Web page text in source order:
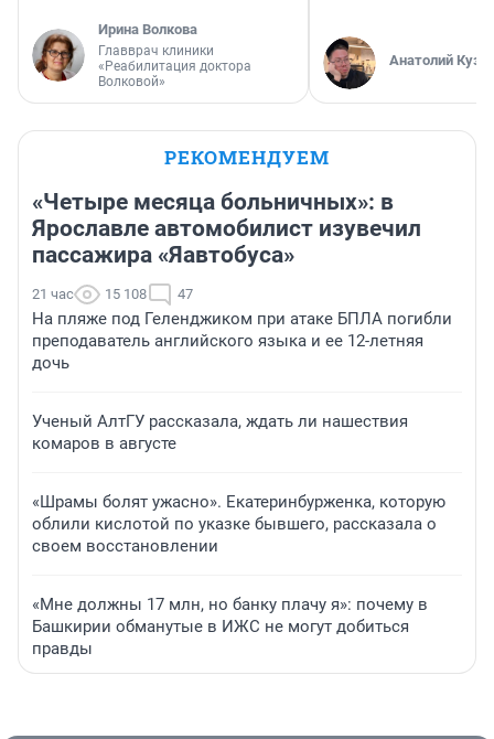
Ирина Волкова
Главврач клиники
«Реабилитация доктора
Волковой»
Анатолий
РЕКОМЕНДУЕМ
«Четыре месяца больничных»: в
Ярославле автомобилист изувечил
пассажира «Яавтобуса»
21 час 15 108 47
На пляже под Геленджиком при атаке БПЛА погибли
преподаватель английского языка и ее 12-летняя
дочь
Ученый АлтГУ рассказала, ждать ли нашествия
комаров в августе
«Шрамы болят ужасно». Екатеринбурженка, которую
облили кислотой по указке бывшего, рассказала о
своем восстановлении
«Мне должны 17 млн, но банку плачу я»: почему в
Башкирии обманутые в ИЖС не могут добиться
правды